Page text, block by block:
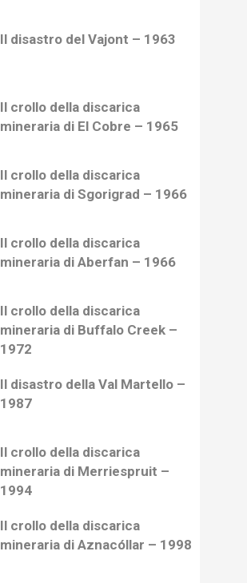
Il disastro del Vajont – 1963
Il crollo della discarica
mineraria di El Cobre – 1965
Il crollo della discarica
mineraria di Sgorigrad – 1966
Il crollo della discarica
mineraria di Aberfan – 1966
Il crollo della discarica
mineraria di Buffalo Creek –
1972
Il disastro della Val Martello –
1987
Il crollo della discarica
mineraria di Merriespruit –
1994
Il crollo della discarica
mineraria di Aznacóllar – 1998